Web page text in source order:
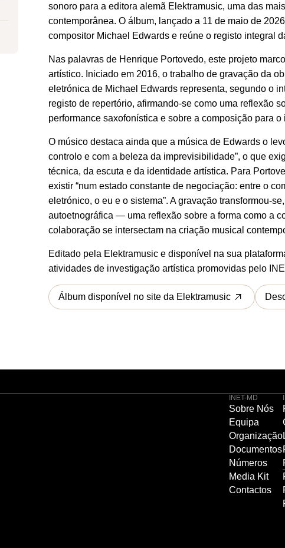
sonoro para a editora alemã Elektramusic, uma das
contemporânea. O álbum, lançado a 11 de maio de
compositor Michael Edwards e reúne o registo integral
Nas palavras de Henrique Portovedo, este projeto
artístico. Iniciado em 2016, o trabalho de gravação da
eletrónica de Michael Edwards representa, segundo o
registo de repertório, afirmando-se como uma reflexão
performance saxofonística e sobre a composição para
O músico destaca ainda que a música de Edwards o
controlo e com a beleza da imprevisibilidade”, o que
técnica, da escuta e da identidade artística. Para
existir “num estado constante de negociação: entre o
eletrónico, o eu e o sistema”. A gravação transformou-
autoetnográfica — uma reflexão sobre a forma como a
colaboração se intersectam na criação musical
Editado pela Elektramusic e disponível na sua
atividades de investigação artística promovidas pelo
Álbum disponível no site da Elektramusic
INET-MD
Sobre Nós
Equipa
Organização
Documentos
Números
Media Kit
Contactos